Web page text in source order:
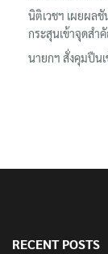
นิติเวชฯ เผยผลชั
กระสุนเข้าจุดสำ
นายกฯ สั่งคุมปืน
RECENT POSTS